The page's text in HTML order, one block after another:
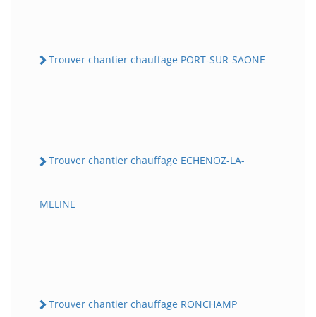
Trouver chantier chauffage PORT-SUR-SAONE
Trouver chantier chauffage ECHENOZ-LA-
MELINE
Trouver chantier chauffage RONCHAMP